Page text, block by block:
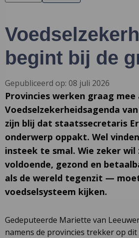
begint bij de
Gepubliceerd op: 08 juli 2026
Provincies werken graag mee
Voedselzekerheidsagenda
zijn blij dat staatssecretaris
onderwerp oppakt. Wel
insteek te smal. Wie zeker wil
voldoende, gezond en
als de wereld tegenzit —
voedselsysteem kijken.
Gedeputeerde Mariette van
namens de provincies trekker op dit